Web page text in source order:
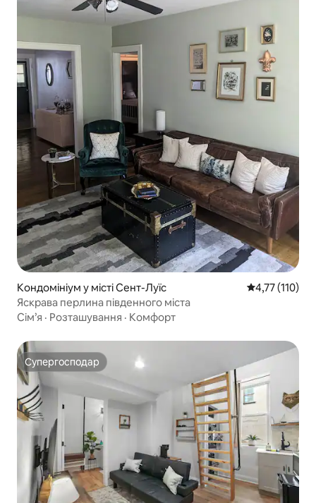
Кондомініум у місті Сент-Луїс Середня
4,77 (110)
Яскрава перлина південного міста
Сім’я · Розташування · Комфорт
Супергосподар
Супергосподар